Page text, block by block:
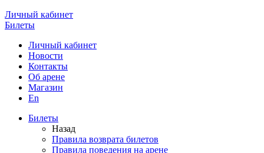
Личный кабинет
Билеты
Личный кабинет
Новости
Контакты
Об арене
Магазин
En
Билеты
Назад
Правила возврата билетов
Правила поведения на арене